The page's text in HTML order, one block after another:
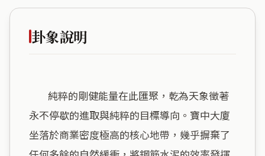
卦象說明
永不停歇的進取與純粹的目標導向。寶中大廈
坐落於商業密度極高的核心地帶，幾乎摒棄了